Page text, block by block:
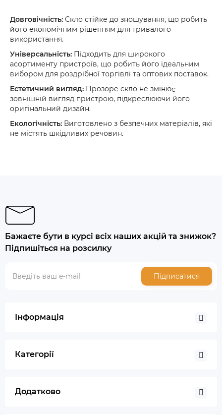
Довговічність: Скло стійке до зношування, що робить
його економічним рішенням для тривалого
використання.
Універсальність: Підходить для широкого
асортименту пристроїв, що робить його ідеальним
вибором для роздрібної торгівлі та оптових поставок.
Естетичний вигляд: Прозоре скло не змінює
зовнішній вигляд пристрою, підкреслюючи його
оригінальний дизайн.
Екологічність: Виготовлено з безпечних матеріалів, які
не містять шкідливих речовин.
Бажаєте бути в курсі всіх наших акцій та знижок?
Підпишіться на розсилку
Підписатися
Інформація
Категорії
Додатково